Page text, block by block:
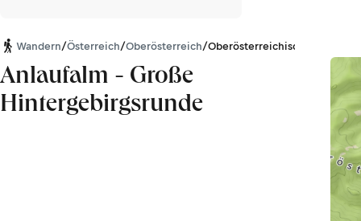
Wandern/Österreich/Oberösterreich/Oberösterreichische Voralpen
Anlaufalm - Große
Hintergebirgsrunde